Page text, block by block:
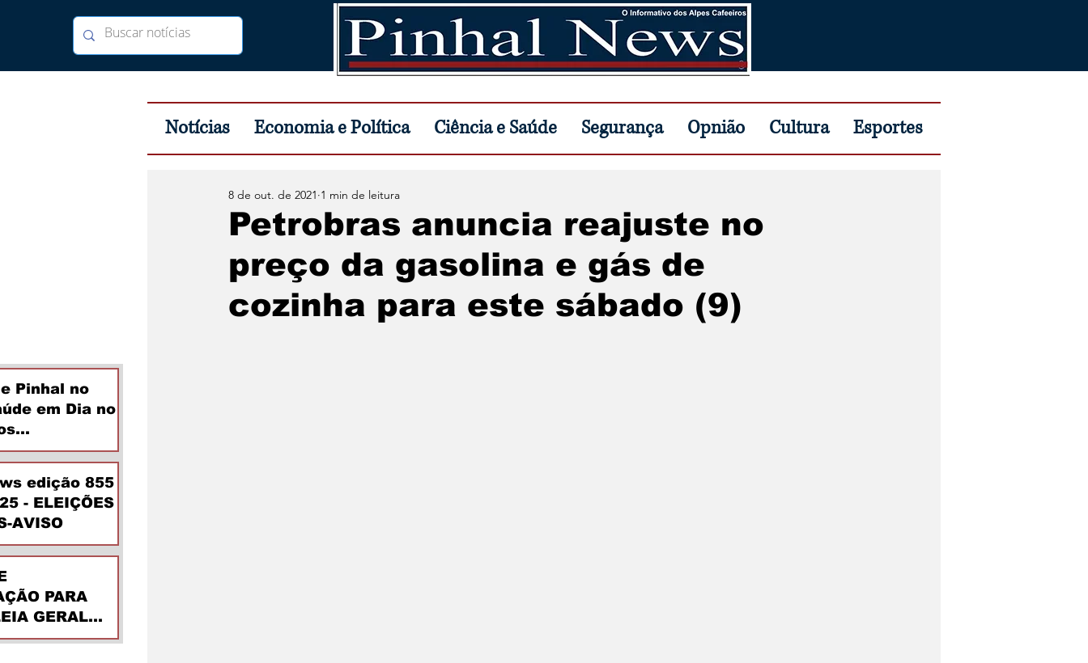
Notícias Economia e Política Ciência e Saúde Segurança Opnião Cultura Esportes
Pinhal no
em Dia no
edição 855
- ELEIÇÕES
AVISO
PARA
GERAL
Petrobras anuncia reajuste no
preço da gasolina e gás de
cozinha para este sábado (9)
8 de out. de 2021 1 min de leitura